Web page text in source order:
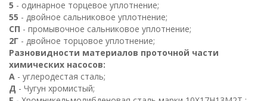
5 - одинарное торцевое уплотнение;
55 - двойное сальниковое уплотнение;
СП - промывочное сальниковое уплотнение;
2Г - двойное торцовое уплотнение;
Разновидности материалов проточной части
химических насосов:
А - углеродестая сталь;
Д - Чугун хромистый;